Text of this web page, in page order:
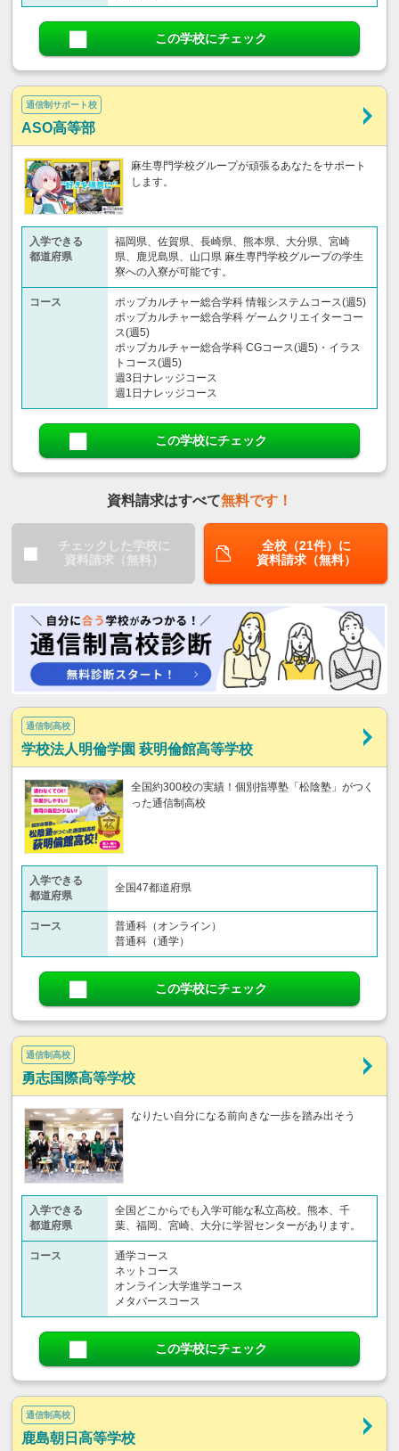
この学校にチェック
通信制サポート校
ASO高等部
麻生専門学校グループが頑張るあなたをサポート
します。
入学できる
都道府県
福岡県、佐賀県、長崎県、熊本県、大分県、宮崎
県、鹿児島県、山口県 麻生専門学校グループの学生
寮への入寮が可能です。
コース
ポップカルチャー総合学科 情報システムコース(週5)
ポップカルチャー総合学科 ゲームクリエイターコー
ス(週5)
ポップカルチャー総合学科 CGコース(週5)・イラス
トコース(週5)
週3日ナレッジコース
週1日ナレッジコース
この学校にチェック
資料請求はすべて無料です！
チェックした学校に
資料請求（無料）
全校（21件）に
資料請求（無料）
通信制高校
学校法人明倫学園 萩明倫館高等学校
全国約300校の実績！個別指導塾「松陰塾」がつく
った通信制高校
入学できる
都道府県
全国47都道府県
コース
普通科（オンライン）
普通科（通学）
この学校にチェック
通信制高校
勇志国際高等学校
なりたい自分になる前向きな一歩を踏み出そう
入学できる
都道府県
全国どこからでも入学可能な私立高校。熊本、千
葉、福岡、宮崎、大分に学習センターがあります。
コース
通学コース
ネットコース
オンライン大学進学コース
メタバースコース
この学校にチェック
通信制高校
鹿島朝日高等学校